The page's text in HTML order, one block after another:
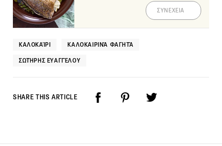
ΣΥΝΕΧΕΙΑ
ΚΑΛΟΚΑΊΡΙ ΚΑΛΟΚΑΙΡΙΝΆ ΦΑΓΗΤΆ
ΣΩΤΉΡΗΣ ΕΥΑΓΓΈΛΟΥ
SHARE THIS ARTICLE